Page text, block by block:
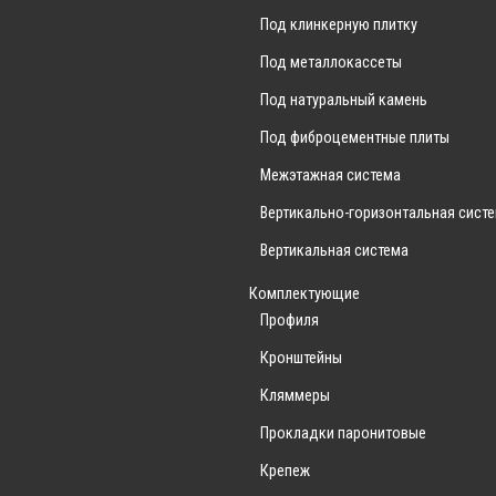
Прокладки паронитовые
Крепеж
Керамогранит
Металлокассеты
Композитные панели
Корзины для кондиционеров
Под клинкерную плитку
Под металлокассеты
Под натуральный камень
Под фиброцементные плиты
Межэтажная система
Вертикально-горизонтальная
Вертикальная система
Комплектующие
Профиля
Кронштейны
Кляммеры
Прокладки паронитовые
Крепеж